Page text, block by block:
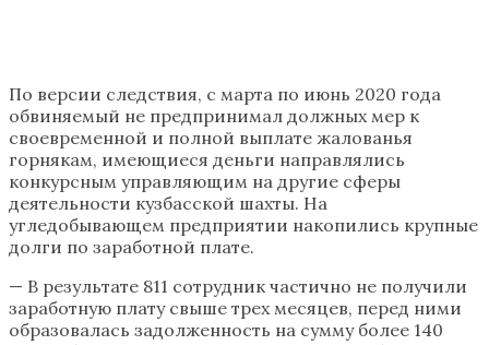
По версии следствия, с марта по июнь 2020 года
обвиняемый не предпринимал должных мер к
своевременной и полной выплате жалованья
горнякам, имеющиеся деньги направлялись
конкурсным управляющим на другие сферы
деятельности кузбасской шахты. На
угледобывающем предприятии накопились крупные
долги по заработной плате.
— В результате 811 сотрудник частично не получили
заработную плату свыше трех месяцев, перед ними
образовалась задолженность на сумму более 140